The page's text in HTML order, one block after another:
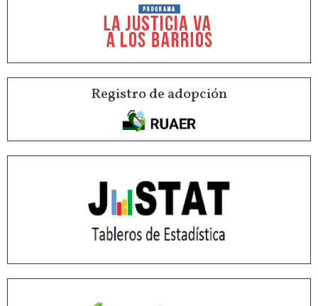
Registro de adopción